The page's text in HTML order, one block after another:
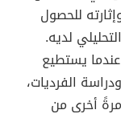
للحصول
لديه.
يستطيع
الفرديات،
أخرى من